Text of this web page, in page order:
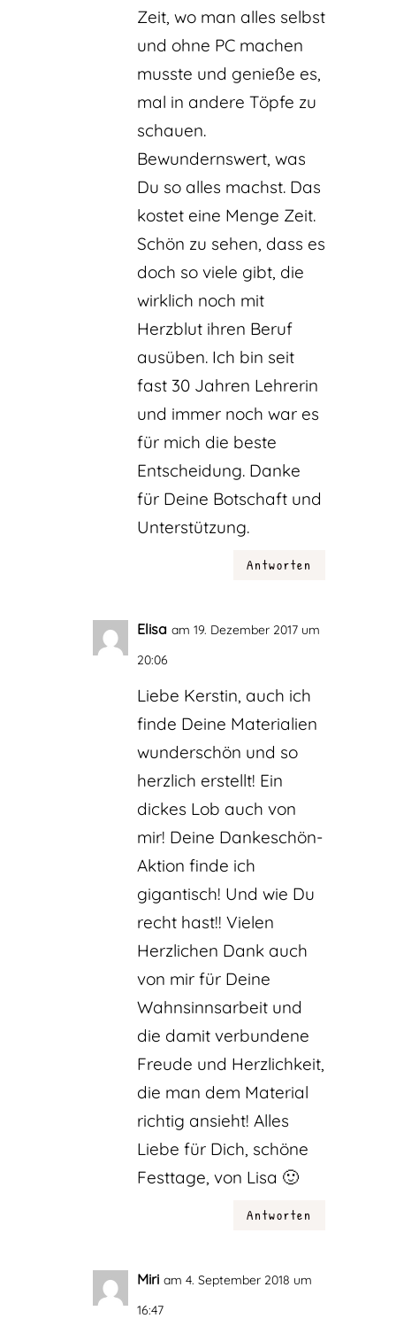
Zeit, wo man alles selbst
und ohne PC machen
musste und genieße es,
mal in andere Töpfe zu
schauen.
Bewundernswert, was
Du so alles machst. Das
kostet eine Menge Zeit.
Schön zu sehen, dass es
doch so viele gibt, die
wirklich noch mit
Herzblut ihren Beruf
ausüben. Ich bin seit
fast 30 Jahren Lehrerin
und immer noch war es
für mich die beste
Entscheidung. Danke
für Deine Botschaft und
Unterstützung.
Antworten
Elisa am 19. Dezember 2017 um
20:06
Liebe Kerstin, auch ich
finde Deine Materialien
wunderschön und so
herzlich erstellt! Ein
dickes Lob auch von
mir! Deine Dankeschön-
Aktion finde ich
gigantisch! Und wie Du
recht hast!! Vielen
Herzlichen Dank auch
von mir für Deine
Wahnsinnsarbeit und
die damit verbundene
Freude und Herzlichkeit,
die man dem Material
richtig ansieht! Alles
Liebe für Dich, schöne
Festtage, von Lisa 🙂
Antworten
Miri am 4. September 2018 um
16:47